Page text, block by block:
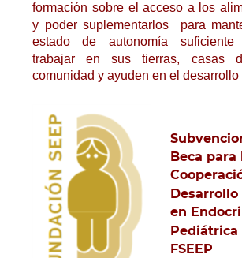
formación sobre el acceso a los
y poder suplementarlos para
estado
de autonomía suficiente
trabajar
en sus tierras, casas
comunidad y ayuden en el desarrollo
Beca para
Desarrollo
en
Pediátrica
FSEEP